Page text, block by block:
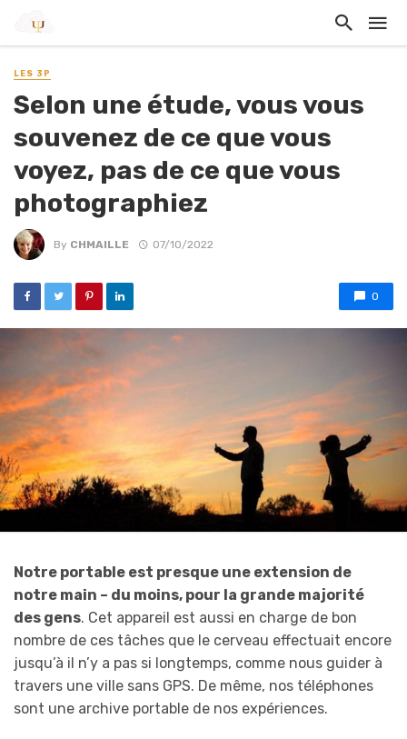
LES 3P
Selon une étude, vous vous
souvenez de ce que vous
voyez, pas de ce que vous
photographiez
By CHMAILLE 07/10/2022
0
Notre portable est presque une extension de
notre main – du moins, pour la grande majorité
des gens. Cet appareil est aussi en charge de bon
nombre de ces tâches que le cerveau effectuait encore
jusqu’à il n’y a pas si longtemps, comme nous guider à
travers une ville sans GPS. De même, nos téléphones
sont une archive portable de nos expériences.